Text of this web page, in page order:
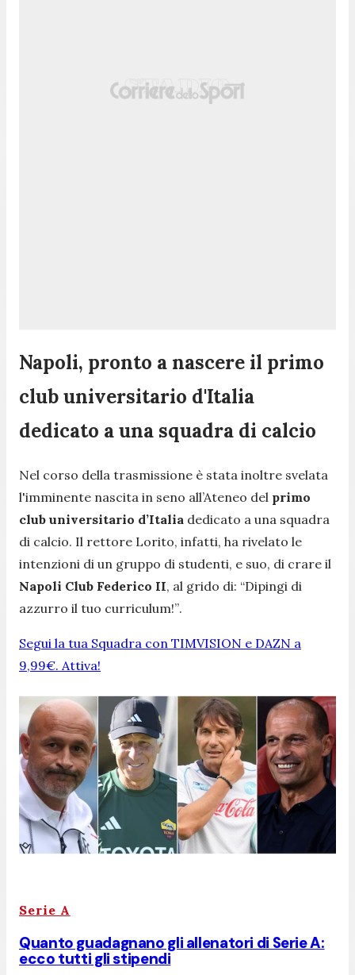
Napoli, pronto a nascere il primo
club universitario d'Italia
dedicato a una squadra di calcio
Nel corso della trasmissione è stata inoltre svelata
l'imminente nascita in seno all’Ateneo del primo
club universitario d’Italia dedicato a una squadra
di calcio. Il rettore Lorito, infatti, ha rivelato le
intenzioni di un gruppo di studenti, e suo, di crare il
Napoli Club Federico II, al grido di: “Dipingi di
azzurro il tuo curriculum!”.
Segui la tua Squadra con TIMVISION e DAZN a
9,99€. Attiva!
Serie A
Quanto guadagnano gli allenatori di Serie A:
ecco tutti gli stipendi